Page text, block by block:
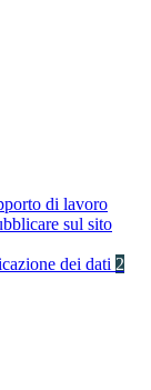
di lavoro
sul sito
dei dati 2